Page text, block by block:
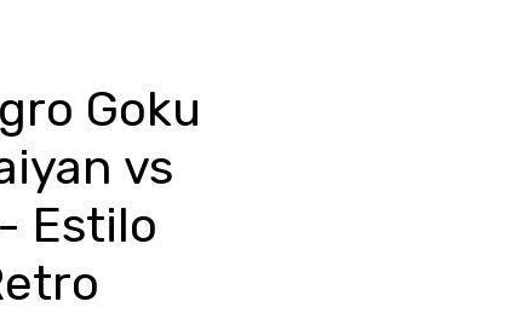
Goku
vs
Estilo